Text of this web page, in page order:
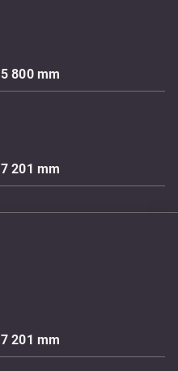
5 800 mm
7 201 mm
7 201 mm